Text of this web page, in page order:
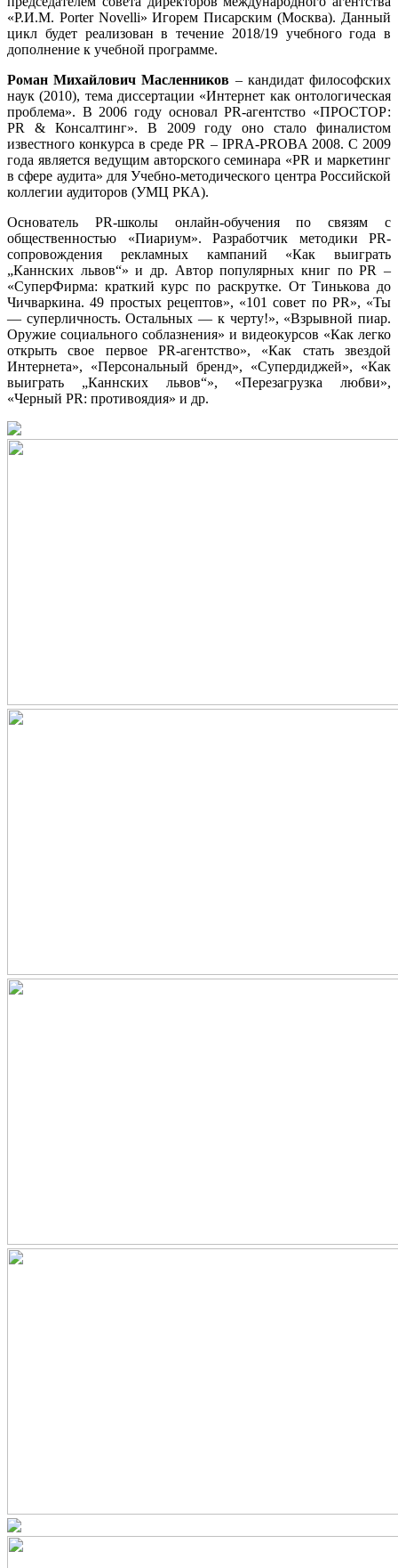
«Р.И.М. Porter Novelli» Игорем Писарским (Москва). Данный
цикл будет реализован в течение 2018/19 учебного года в
дополнение к учебной программе.
Роман Михайлович Масленников – кандидат философских
наук (2010), тема диссертации «Интернет как онтологическая
проблема». В 2006 году основал PR-агентство «ПРОСТОР:
PR & Консалтинг». В 2009 году оно стало финалистом
известного конкурса в среде PR – IPRA-PROBA 2008. C 2009
года является ведущим авторского семинара «PR и маркетинг
в сфере аудита» для Учебно-методического центра Российской
коллегии аудиторов (УМЦ РКА).
Основатель PR-школы онлайн-обучения по связям с
общественностью «Пиариум». Разработчик методики PR-
сопровождения рекламных кампаний «Как выиграть
„Каннских львов“» и др. Автор популярных книг по PR –
«СуперФирма: краткий курс по раскрутке. От Тинькова до
Чичваркина. 49 простых рецептов», «101 совет по PR», «Ты
— суперличность. Остальных — к черту!», «Взрывной пиар.
Оружие социального соблазнения» и видеокурсов «Как легко
открыть свое первое PR-агентство», «Как стать звездой
Интернета», «Персональный бренд», «Супердиджей», «Как
выиграть „Каннских львов“», «Перезагрузка любви»,
«Черный PR: противоядия» и др.